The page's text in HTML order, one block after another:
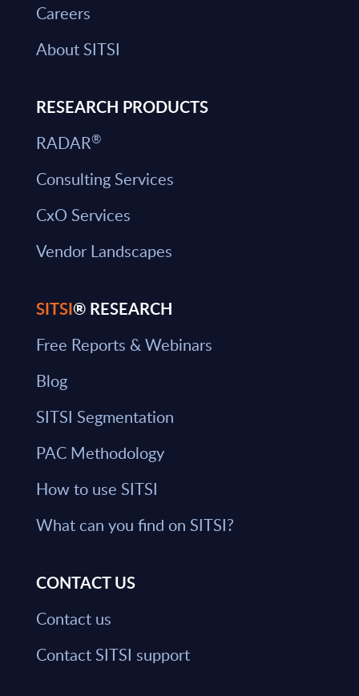
Careers
About SITSI
RESEARCH PRODUCTS
RADAR®
Consulting Services
CxO Services
Vendor Landscapes
SITSI® RESEARCH
Free Reports & Webinars
Blog
SITSI Segmentation
PAC Methodology
How to use SITSI
What can you find on SITSI?
CONTACT US
Contact us
Contact SITSI support